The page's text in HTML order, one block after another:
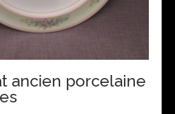
ancien porcelaine